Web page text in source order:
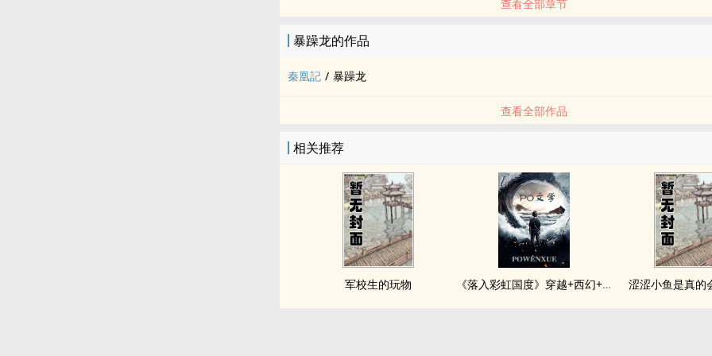
查看全部章节
暴躁龙的作品
秦凰記 / 暴躁龙
查看全部作品
相关推荐
军校生的玩物 《落入彩虹国度》穿越+西幻+言情 涩涩小鱼是真的